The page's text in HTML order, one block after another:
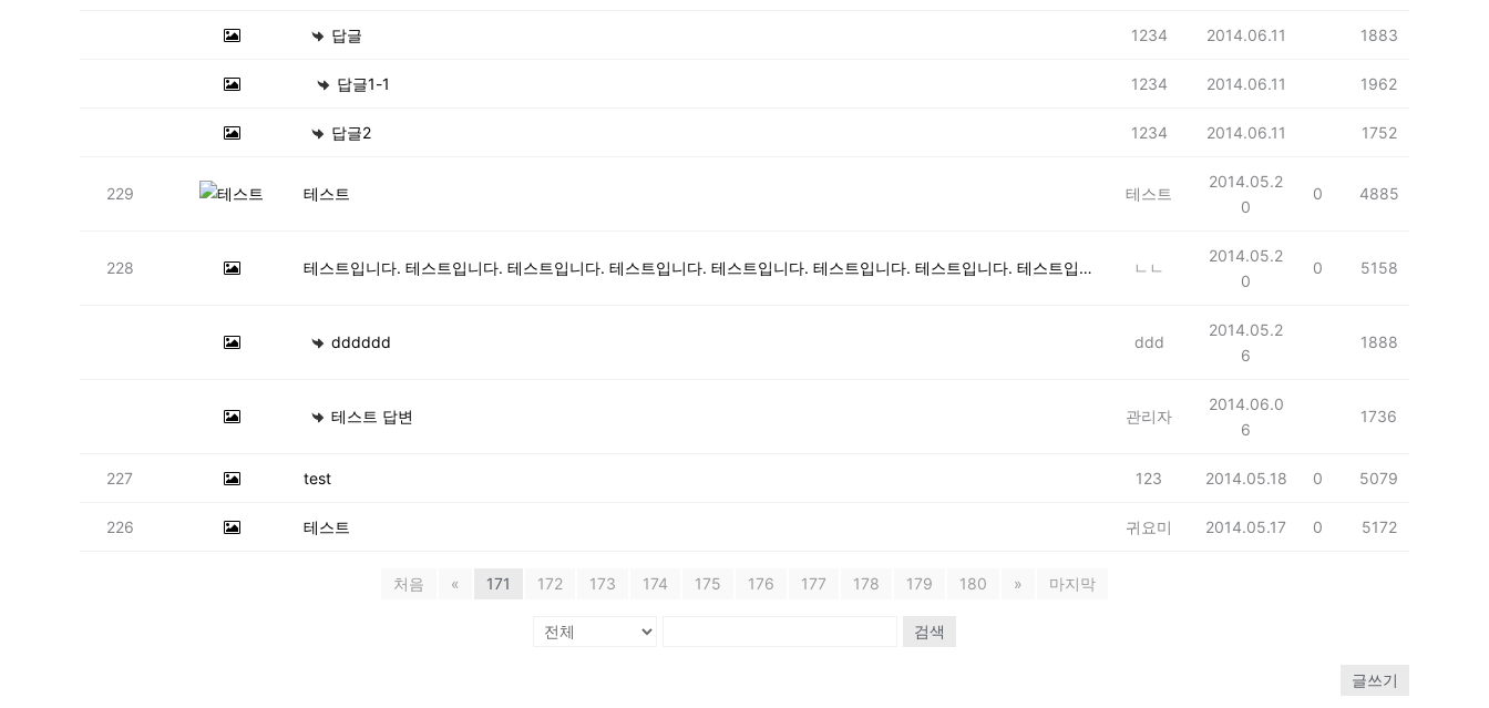
답글 1234 2014.06.11 1883
답글1-1 1234 2014.06.11 1962
답글2 1234 2014.06.11 1752
229 테스트 테스트
2014.05.2
0
0 4885
228 테스트입니다. 테스트입니다. 테스트입니다. 테스트입니다. 테스트입니다. 테스트입니다. 테스트입니다. 테스트입니다. 테스트입니다. ㄴㄴ
2014.05.2
0
0 5158
dddddd ddd
2014.05.2
6
1888
테스트 답변 관리자
2014.06.0
6
1736
227 test 123 2014.05.18 0 5079
226 테스트 귀요미 2014.05.17 0 5172
처음 « 171 172 173 174 175 176 177 178 179 180 » 마지막
검색
글쓰기